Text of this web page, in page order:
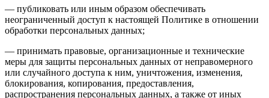
— публиковать или иным образом обеспечивать
неограниченный доступ к настоящей Политике в отношении
обработки персональных данных;
— принимать правовые, организационные и технические
меры для защиты персональных данных от неправомерного
или случайного доступа к ним, уничтожения, изменения,
блокирования, копирования, предоставления,
распространения персональных данных, а также от иных